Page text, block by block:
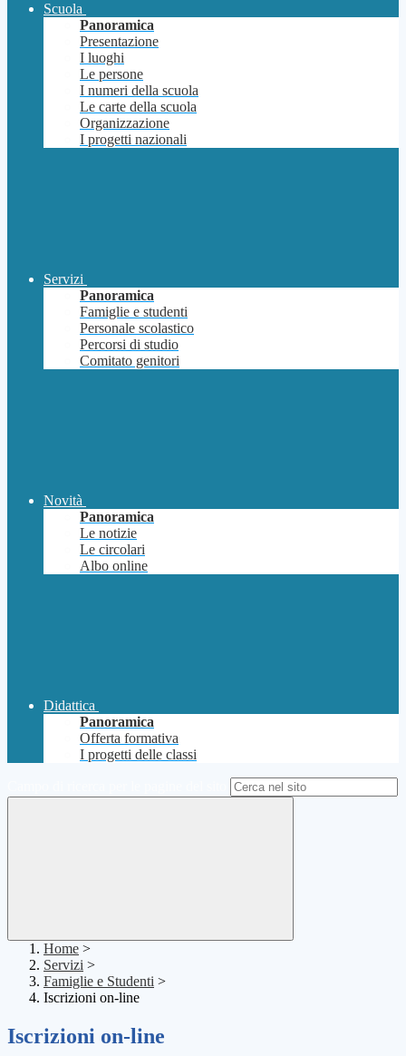
Scuola
Panoramica
Presentazione
I luoghi
Le persone
I numeri della scuola
Le carte della scuola
Organizzazione
I progetti nazionali
Servizi
Panoramica
Famiglie e studenti
Personale scolastico
Percorsi di studio
Comitato genitori
Novità
Panoramica
Le notizie
Le circolari
Albo online
Didattica
Panoramica
Offerta formativa
I progetti delle classi
Home >
Servizi >
Famiglie e Studenti >
Iscrizioni on-line
Iscrizioni on-line